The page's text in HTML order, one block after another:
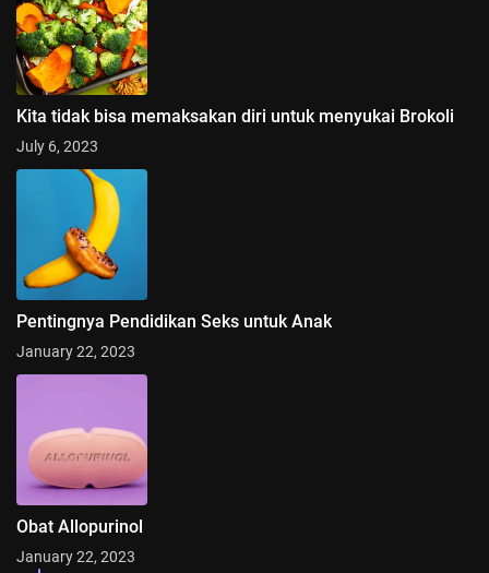
Kita tidak bisa memaksakan diri untuk menyukai Brokoli
July 6, 2023
Pentingnya Pendidikan Seks untuk Anak
January 22, 2023
Obat Allopurinol
January 22, 2023